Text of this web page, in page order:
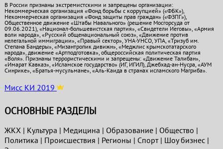
В России признаны экстремистскими и запрещены организации:
Некоммерческая организация «Фонд борьбы с коррупцией» («ФБК»),
Некоммерческая организация «Фонд защиты прав граждан» («ФЗПГ»),
Общественное движение «Штабы Навального» (решение Мосгорсуда от
09.06.2021), «Национал-большевистская партия», «Свидетели Иеговы», «Армия
воли народа», «Русский общенациональный союз», «Движение против
нелегальной иммиграции», «Правый сектор», УНА-УНСО, УПА, «Тризуб им.
Степана Бандеры», «Мизантропик дивижн», «Меджлис крымскотатарского
народа», движение «Артподготовка», общероссийская политическая партия
«Воля». Признаны террористическими и запрещены: «Движение Талибан»,
«Имарат Кавказ», «Исламское государство» (ИГ, ИГИЛ), Джебхад-ан-Нусра, «АУМ
Синрике», «Братья-мусульмане», «Аль-Каида в странах исламского Магриба».
Мисс КИ 2019
ОСНОВНЫЕ РАЗДЕЛЫ
ЖКХ | Культура | Медицина | Образование| Общество |
Политика | Проиcшествия | Регионы | Спорт| Шоу бизнес|